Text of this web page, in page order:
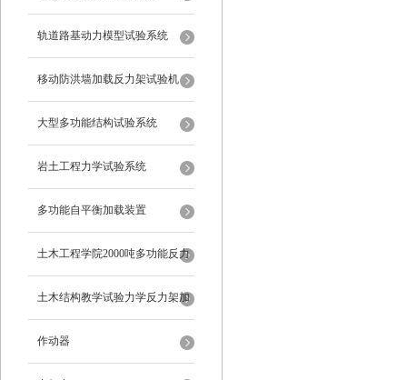
轨道路基动力模型试验系统
移动防洪墙加载反力架试验机
大型多功能结构试验系统
岩土工程力学试验系统
多功能自平衡加载装置
土木工程学院2000吨多功能反力
架
土木结构教学试验力学反力架加
载装置
作动器